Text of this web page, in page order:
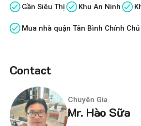
Gần Siêu Thị Khu An Ninh
Mua nhà quận Tân Bình Chính Chủ
Contact
Chuyên Gia
Mr. Hào Sữa